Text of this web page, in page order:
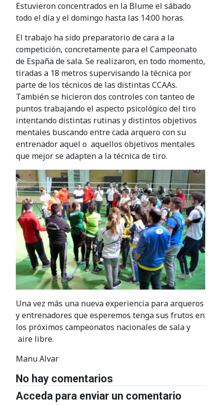
Estuvieron concentrados en la Blume el sábado
todo el día y el domingo hasta las 14:00 horas.
El trabajo ha sido preparatorio de cara a la
competición, concretamente para el Campeonato
de España de sala. Se realizaron, en todo momento,
tiradas a 18 metros supervisando la técnica por
parte de los técnicos de las distintas CCAAs.
También se hicieron dos controles con tanteo de
puntos trabajando el aspecto psicológico del tiro
intentando distintas rutinas y distintos objetivos
mentales buscando entre cada arquero con su
entrenador aquel o aquellos objetivos mentales
que mejor se adapten a la técnica de tiro.
Una vez más una nueva experiencia para arqueros
y entrenadores que esperemos tenga sus frutos en
los próximos campeonatos nacionales de sala y
aire libre.
Manu Alvar
No hay comentarios
Acceda para enviar un comentario